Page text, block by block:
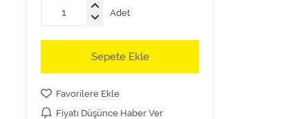
Adet
Sepete Ekle
Favorilere Ekle
Fiyatı Düşünce Haber Ver